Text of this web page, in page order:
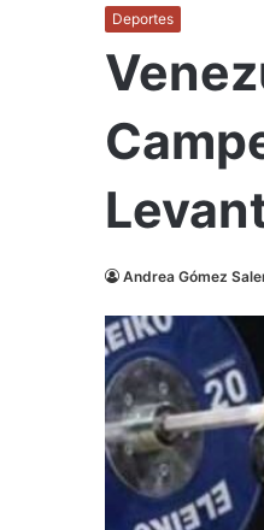
Deportes
Andrea Gómez